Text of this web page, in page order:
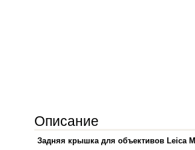
Описание
Задняя крышка для объективов Leica M